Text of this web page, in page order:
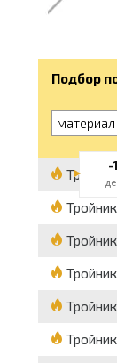
Подбор
материал
-